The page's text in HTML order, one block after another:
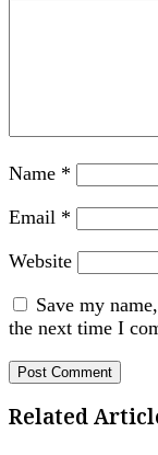
Name *
Email *
Website
Save my
the next time I
Related